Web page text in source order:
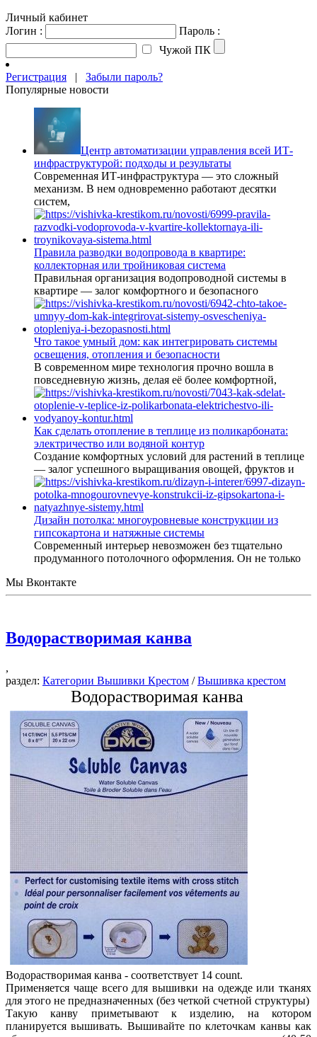
Личный кабинет
Логин :
Пароль :
Чужой ПК
Регистрация | Забыли пароль?
Популярные новости
Центр автоматизации управления всей ИТ-
инфраструктурой: подходы и результаты
Современная ИТ-инфраструктура — это сложный
механизм. В нем одновременно работают десятки
систем,
Правила разводки водопровода в квартире:
коллекторная или тройниковая система
Правильная организация водопроводной системы в
квартире — залог комфортного и безопасного
Что такое умный дом: как интегрировать системы
освещения, отопления и безопасности
В современном мире технология прочно вошла в
повседневную жизнь, делая её более комфортной,
Как сделать отопление в теплице из поликарбоната:
электричество или водяной контур
Создание комфортных условий для растений в теплице
— залог успешного выращивания овощей, фруктов и
Дизайн потолка: многоуровневые конструкции из
гипсокартона и натяжные системы
Современный интерьер невозможен без тщательно
продуманного потолочного оформления. Он не только
Мы Вконтакте
Водорастворимая канва
,
раздел: Категории Вышивки Крестом /Вышивка крестом
Водорастворимая канва
Водорастворимая канва - соответствует 14 count.
Применяется чаще всего для вышивки на одежде или тканях
для этого не предназначенных (без четкой счетной структуры)
Такую канву приметывают к изделию, на котором
планируется вышивать. Вышивайте по клеточкам канвы как